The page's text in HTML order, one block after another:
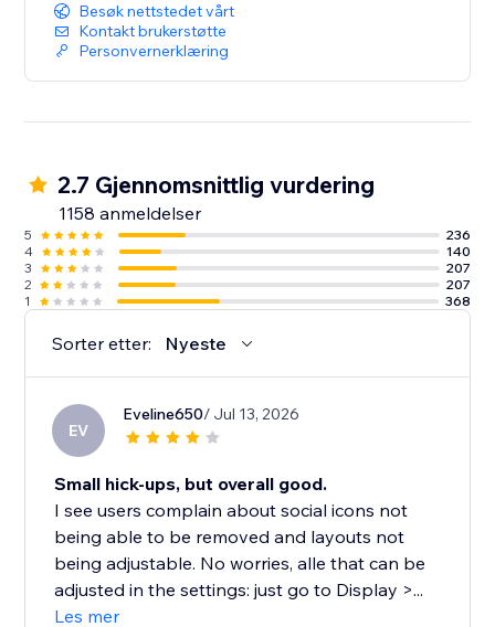
Besøk nettstedet vårt
Kontakt brukerstøtte
Personvernerklæring
2.7 Gjennomsnittlig vurdering
1158 anmeldelser
5
236
4
140
3
207
2
207
1
368
Sorter etter: Nyeste
EV
Eveline650/ Jul 13, 2026
Small hick-ups, but overall good.
I see users complain about social icons not
being able to be removed and layouts not
being adjustable. No worries, alle that can be
adjusted in the settings: just go to Display >...
Les mer